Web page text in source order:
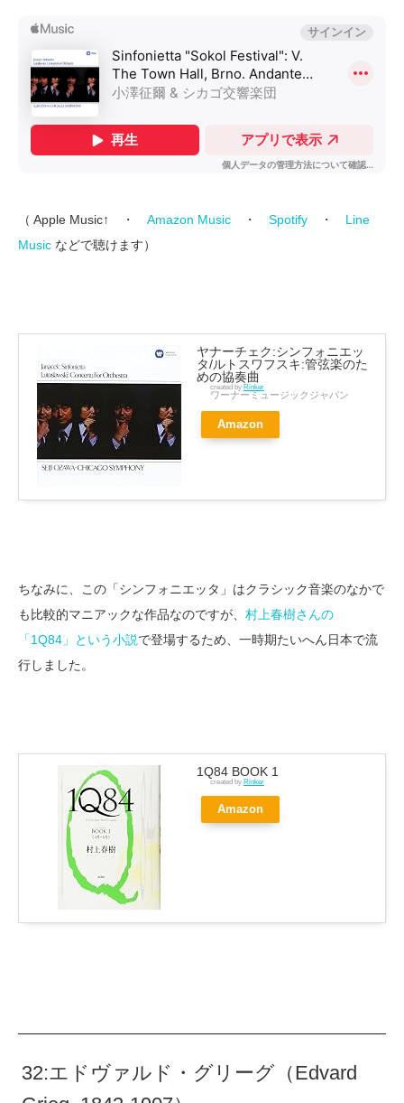
（ Apple Music↑ ・ Amazon Music ・ Spotify ・ Line
Music などで聴けます）
ヤナーチェク:シンフォニエッ
タ/ルトスワフスキ:管弦楽のた
めの協奏曲
created by Rinker
ワーナーミュージックジャパン
Amazon
ちなみに、この「シンフォニエッタ」はクラシック音楽のなかで
も比較的マニアックな作品なのですが、 村上春樹さんの
「1Q84」という小説で登場するため、一時期たいへん日本で流
行しました。
1Q84 BOOK 1
created by Rinker
Amazon
32:エドヴァルド・グリーグ（Edvard